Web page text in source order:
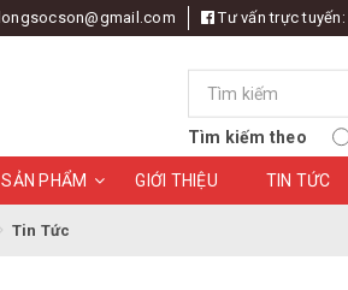
Tư vấn trực tuyến:
Tìm kiếm theo
SẢN PHẨM GIỚI THIỆU TIN TỨC
Tin Tức